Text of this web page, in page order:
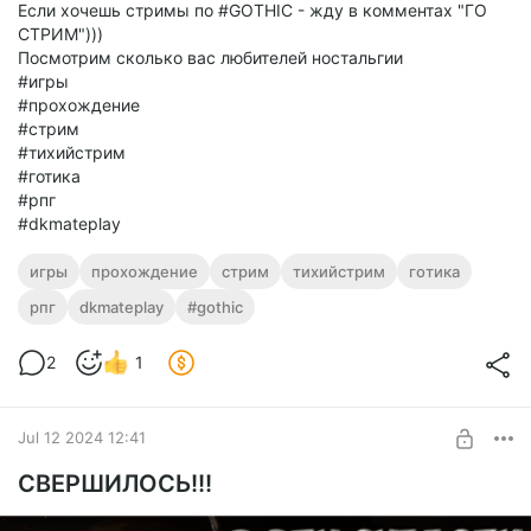
Если хочешь стримы по #GOTHIC - жду в комментах "ГО
СТРИМ")))
Посмотрим сколько вас любителей ностальгии
#игры
#прохождение
#стрим
#тихийстрим
#готика
#рпг
#dkmateplay
игры прохождение стрим тихийстрим
готика
рпг
dkmateplay #gothic
2 1
Jul 12 2024 12:41
СВЕРШИЛОСЬ!!!